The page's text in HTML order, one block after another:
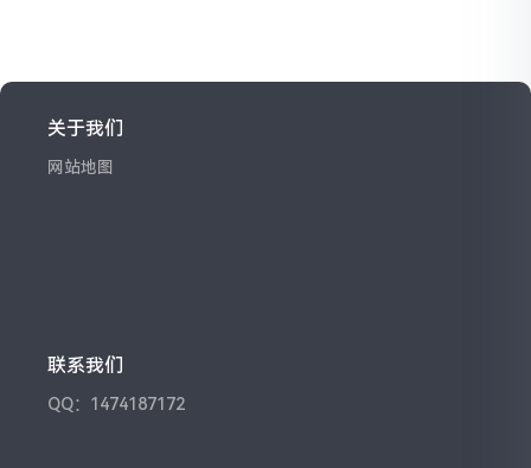
关于我们
网站地图
联系我们
QQ：1474187172